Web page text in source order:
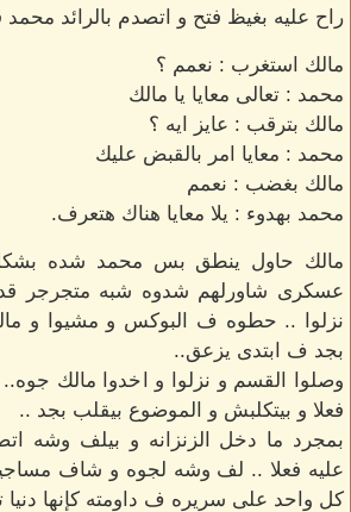
راح عليه بغيظ فتح و اتصدم بالرائد محمد
مالك استغرب : نعمم ؟
محمد : تعالى معايا يا مالك
مالك بترقب : عايز ايه ؟
محمد : معايا امر بالقبض عليك
مالك بغضب : نعمم
محمد بهدوء : يلا معايا هناك هتعرف.
مالك حاول ينطق بس محمد شده
عسكرى شاورلهم شدوه شبه متجرجر
نزلوا .. حطوه ف البوكس و مشيوا و
بجد ف ابتدى يزعق..
وصلوا القسم و نزلوا و اخدوا مالك جوه..
فعلا و بيتكلبش و الموضوع بيقلب بجد ..
بمجرد ما دخل الزنزانه و بيلف وشه
عليه فعلا .. لف وشه لجوه و شاف
كل واحد على سريره ف داومته كإنها دنيا